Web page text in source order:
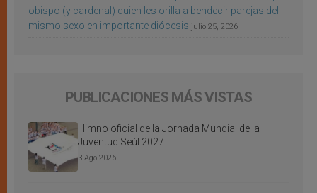
obispo (y cardenal) quien les orilla a bendecir parejas del
mismo sexo en importante diócesis julio 25, 2026
PUBLICACIONES MÁS VISTAS
Himno oficial de la Jornada Mundial de la
Juventud Seúl 2027
3 Ago 2026